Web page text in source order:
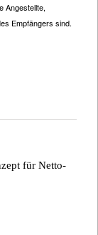
Angestellte,
Empfängers sind.
für Netto-